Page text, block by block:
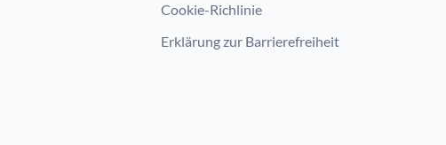
Cookie-Richlinie
Erklärung zur Barrierefreiheit